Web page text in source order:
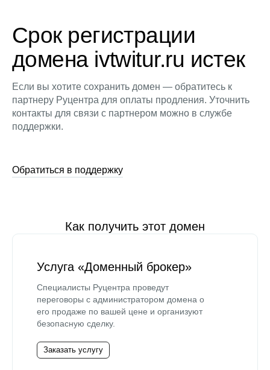
Срок регистрации
домена ivtwitur.ru истек
Если вы хотите сохранить домен — обратитесь к
партнеру Руцентра для оплаты продления. Уточнить
контакты для связи с партнером можно в службе
поддержки.
Обратиться в поддержку
Как получить этот домен
Услуга «Доменный брокер»
Специалисты Руцентра проведут
переговоры с администратором домена о
его продаже по вашей цене и организуют
безопасную сделку.
Заказать услугу